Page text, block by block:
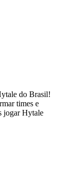
do Brasil!
times e
jogar Hytale